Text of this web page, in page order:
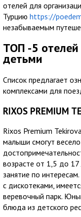
отелей для
Турцию https://
незабываемым
ТОП -5 отелей
детьми
Список предлагает
комплексами для
RIXOS PREMIUM
Rixos Premium
малыши смогут
возрасте от 1,5 до 17
занятие по
с дискотеками,
веревочный парк.
блюда из детского